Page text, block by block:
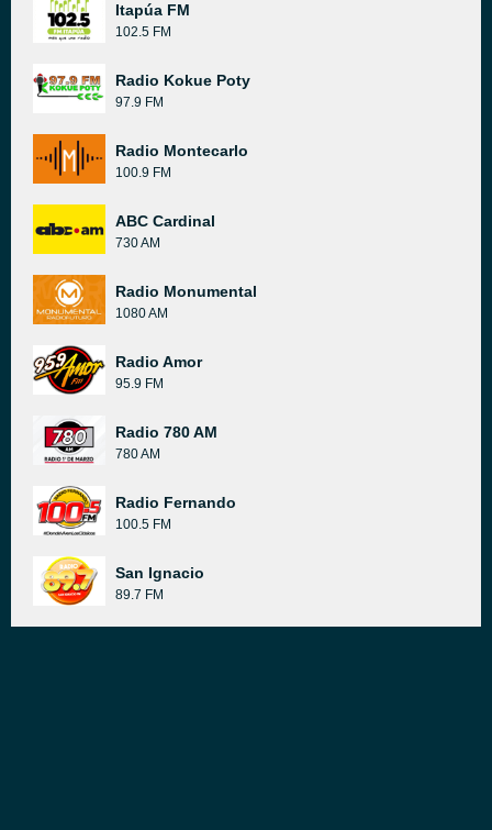
Itapúa FM
102.5 FM
Radio Kokue Poty
97.9 FM
Radio Montecarlo
100.9 FM
ABC Cardinal
730 AM
Radio Monumental
1080 AM
Radio Amor
95.9 FM
Radio 780 AM
780 AM
Radio Fernando
100.5 FM
San Ignacio
89.7 FM